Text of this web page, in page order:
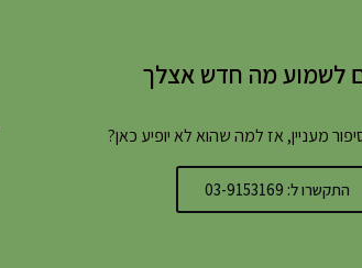
לשמוע מה חדש אצלך
מעניין, אז למה שהוא לא יופיע כאן?
התקשרו ל: 03-9153169